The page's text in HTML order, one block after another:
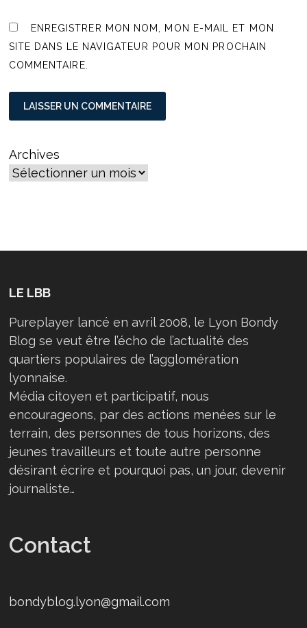
ENREGISTRER MON NOM, MON E-MAIL ET MON
SITE DANS LE NAVIGATEUR POUR MON PROCHAIN
COMMENTAIRE.
Archives
LE LBB
Pureplayer lancé en avril 2008, le Lyon Bondy
Blog se veut être l’écho de l’actualité des
quartiers populaires de l’agglomération
lyonnaise.
Média citoyen et participatif, nous
encourageons, par des actions menées sur le
terrain, des personnes de tous horizons, des
jeunes travailleurs et toute autre personne
désirant écrire et pourquoi pas, un jour, devenir
journaliste…
Contact
bondyblog.lyon@gmail.com